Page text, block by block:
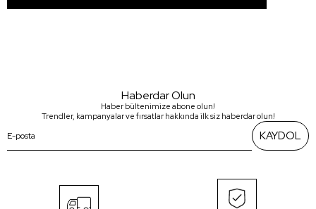
Haberdar Olun
Haber bültenimize abone olun!
Trendler, kampanyalar ve fırsatlar hakkında ilk siz haberdar olun!
KAYDOL